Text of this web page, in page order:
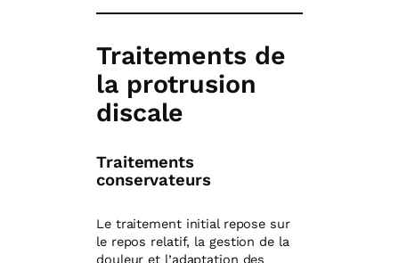
Traitements de
la protrusion
discale
Traitements
conservateurs
Le traitement initial repose sur
le repos relatif, la gestion de la